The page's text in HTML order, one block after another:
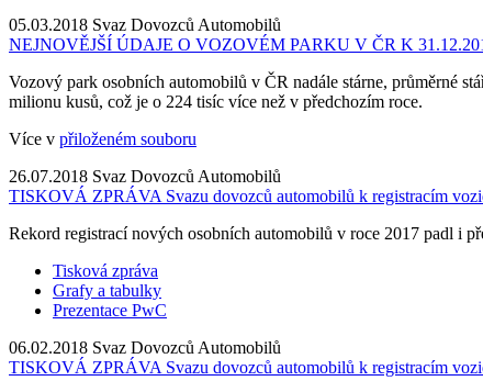
05.03.2018 Svaz Dovozců Automobilů
NEJNOVĚJŠÍ ÚDAJE O VOZOVÉM PARKU V ČR K
Vozový park osobních automobilů v ČR nadále stárne, průměrné
milionu kusů, což je o 224 tisíc více než v předchozím roce.
Více v přiloženém souboru
26.07.2018 Svaz Dovozců Automobilů
TISKOVÁ ZPRÁVA Svazu dovozců automobilů k registracím
Rekord registrací nových osobních automobilů v roce 2017 padl i
Tisková zpráva
Grafy a tabulky
Prezentace PwC
06.02.2018 Svaz Dovozců Automobilů
TISKOVÁ ZPRÁVA Svazu dovozců automobilů k registracím